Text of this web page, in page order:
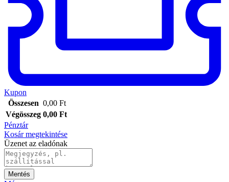
Kupon
Összesen 0,00 Ft
Végösszeg 0,00 Ft
Pénztár
Kosár megtekintése
Üzenet az eladónak
Mentés